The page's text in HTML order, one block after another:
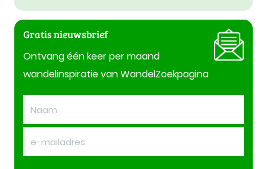
Gratis nieuwsbrief
Ontvang één keer per maand
wandelinspiratie van WandelZoekpagina